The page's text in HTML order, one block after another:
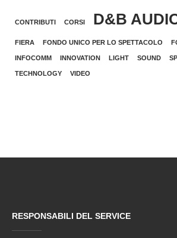
CONTRIBUTI CORSI D&B
FIERA FONDO UNICO PER LO SPETTACOLO
INFOCOMM INNOVATION LIGHT SOUND
TECHNOLOGY VIDEO
RESPONSABILI DEL SERVICE